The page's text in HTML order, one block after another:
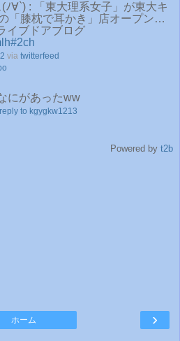
ﾉ∀`) : 「東大理系女子」が東大キ
「膝枕で耳かき」店オープン…
イブドアブログ
#2ch
via twitterfeed
にがあったww
to kgygkw1213
Powered by t2b
›
ホーム